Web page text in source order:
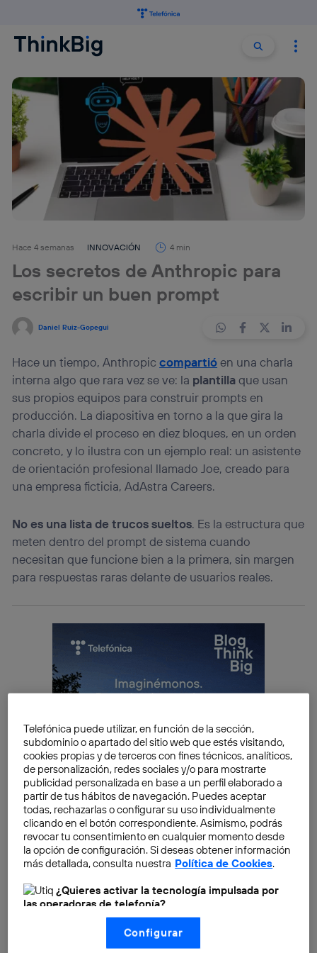
Buscar
Hace 4 semanas INNOVACIÓN 4 min
Los secretos de Anthropic para
escribir un buen prompt
Daniel Ruiz-Gopegui
Hace un tiempo, Anthropiccompartióen una charla
interna algo que rara vez se ve: la plantillaque usan
sus propios equipos para construir prompts en
producción. La diapositiva en torno a la que gira la
charla divide el proceso en diez bloques, en un orden
concreto, y lo ilustra con un ejemplo real: un asistente
de orientación profesional llamado Joe, creado para
una empresa ficticia, AdAstra Careers.
No es una lista de trucos sueltos. Es la estructura que
meten dentro del prompt de sistema cuando
necesitan que funcione bien a la primera, sin margen
para respuestas raras delante de usuarios reales.
Telefónica puede utilizar, en función de la sección,
subdominio o apartado del sitio web que estés visitando,
cookies propias y de terceros con fines técnicos, analíticos,
de personalización, redes sociales y/o para mostrarte
publicidad personalizada en base a un perfil elaborado a
partir de tus hábitos de navegación. Puedes aceptar
todas, rechazarlas o configurar su uso individualmente
clicando en el botón correspondiente. Asimismo, podrás
revocar tu consentimiento en cualquier momento desde
la opción de configuración. Si deseas obtener información
más detallada, consulta nuestra Política de Cookies.
¿Quieres activar la tecnología impulsada por
las operadoras de telefonía?
Nosotros, Telefónica S.A., utilizamos la tecnología Utiq para
realizar nuestras acciones de marketing digital o análisis
(como se describe en este aviso de consentimiento)
Configurar